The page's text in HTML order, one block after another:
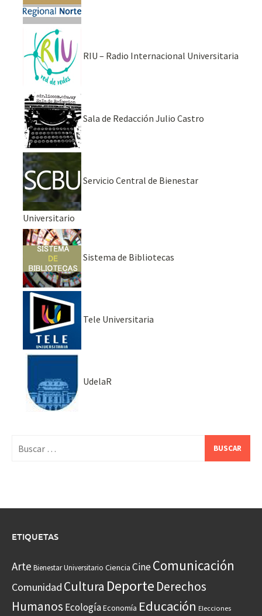
RIU – Radio Internacional Universitaria
Sala de Redacción Julio Castro
Servicio Central de Bienestar
Universitario
Sistema de Bibliotecas
Tele Universitaria
UdelaR
ETIQUETAS
Arte Bienestar Universitario Ciencia CineComunicación
Comunidad Cultura Deporte Derechos
Humanos EcologíaEconomía Educación Elecciones